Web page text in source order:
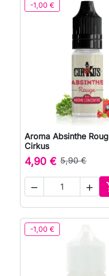
-1,00 €
 Vizualizare
Aroma Absinthe
Cirkus
4,90 € 5,90 €
 
-1,00 €